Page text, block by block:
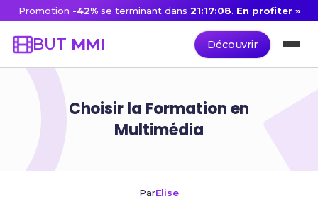
Promotion -42% se terminant dans 21:17:07. En profiter »
BUT MMI Découvrir
Choisir la Formation en
Multimédia
ParElise